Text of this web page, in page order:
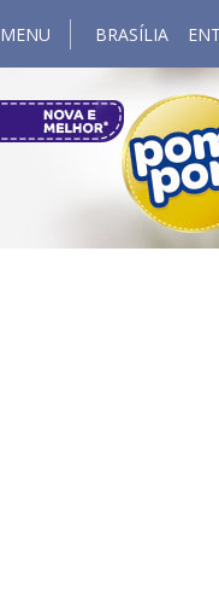
MENU BRASÍLIA